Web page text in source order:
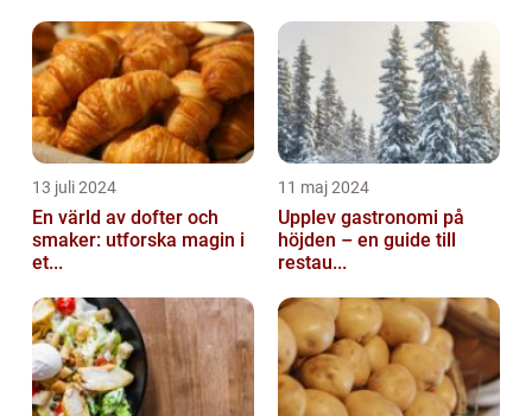
13 juli 2024
En värld av dofter och
smaker: utforska magin i
et...
11 maj 2024
Upplev gastronomi på
höjden – en guide till
restau...